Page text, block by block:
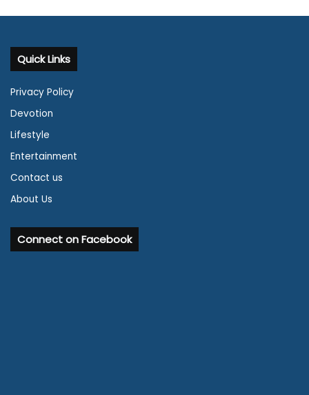
Quick Links
Privacy Policy
Devotion
Lifestyle
Entertainment
Contact us
About Us
Connect on Facebook